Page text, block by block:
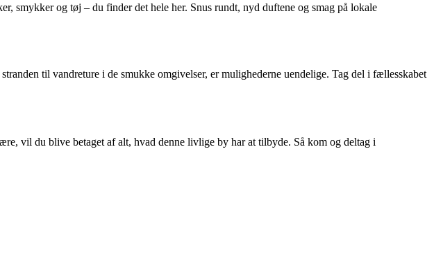
smykker og tøj – du finder det hele her. Snus rundt, nyd duftene og smag på lokale
til vandreture i de smukke omgivelser, er mulighederne uendelige. Tag del i fællesskabet
vil du blive betaget af alt, hvad denne livlige by har at tilbyde. Så kom og deltag i